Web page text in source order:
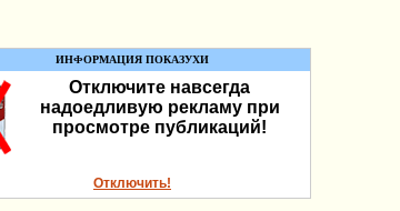
ИНФОРМАЦИЯ ПОКАЗУХИ
Отключите навсегда
надоедливую рекламу при
просмотре публикаций!
Отключить!